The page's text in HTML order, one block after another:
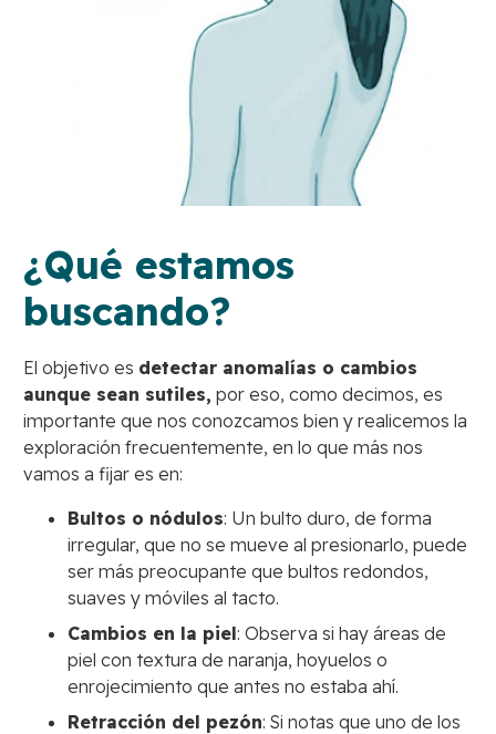
¿Qué estamos
buscando?
El objetivo es detectar anomalías o cambios
aunque sean sutiles, por eso, como decimos, es
importante que nos conozcamos bien y realicemos la
exploración frecuentemente, en lo que más nos
vamos a fijar es en:
Bultos o nódulos: Un bulto duro, de forma
irregular, que no se mueve al presionarlo, puede
ser más preocupante que bultos redondos,
suaves y móviles al tacto.
Cambios en la piel: Observa si hay áreas de
piel con textura de naranja, hoyuelos o
enrojecimiento que antes no estaba ahí.
Retracción del pezón: Si notas que uno de los